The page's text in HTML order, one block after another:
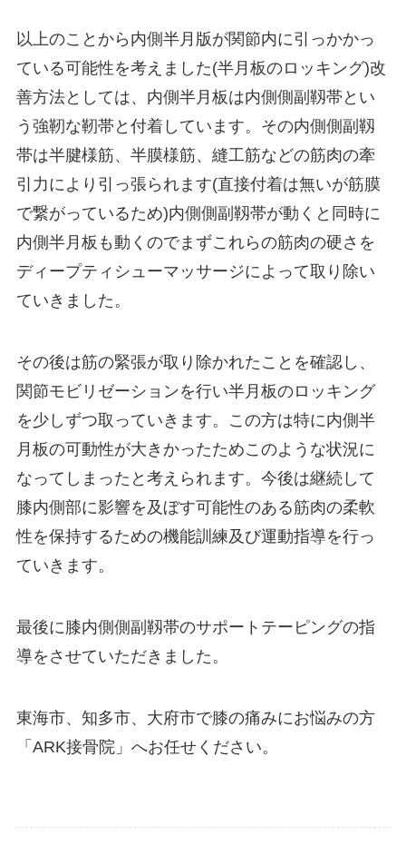
以上のことから内側半月版が関節内に引っかかっ
ている可能性を考えました(半月板のロッキング)改
善方法としては、内側半月板は内側側副靱帯とい
う強靭な靭帯と付着しています。その内側側副靱
帯は半腱様筋、半膜様筋、縫工筋などの筋肉の牽
引力により引っ張られます(直接付着は無いが筋膜
で繋がっているため)内側側副靱帯が動くと同時に
内側半月板も動くのでまずこれらの筋肉の硬さを
ディープティシューマッサージによって取り除い
ていきました。
その後は筋の緊張が取り除かれたことを確認し、
関節モビリゼーションを行い半月板のロッキング
を少しずつ取っていきます。この方は特に内側半
月板の可動性が大きかったためこのような状況に
なってしまったと考えられます。今後は継続して
膝内側部に影響を及ぼす可能性のある筋肉の柔軟
性を保持するための機能訓練及び運動指導を行っ
ていきます。
最後に膝内側側副靱帯のサポートテーピングの指
導をさせていただきました。
東海市、知多市、大府市で膝の痛みにお悩みの方
「ARK接骨院」へお任せください。